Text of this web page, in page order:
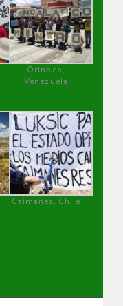
Orinoco,
Venezuela
Caimanes, Chile